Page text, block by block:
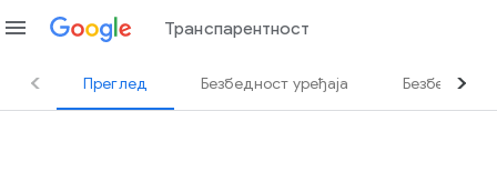
menu Транспарентност
Преглед Безбедност уређаја Безбедност